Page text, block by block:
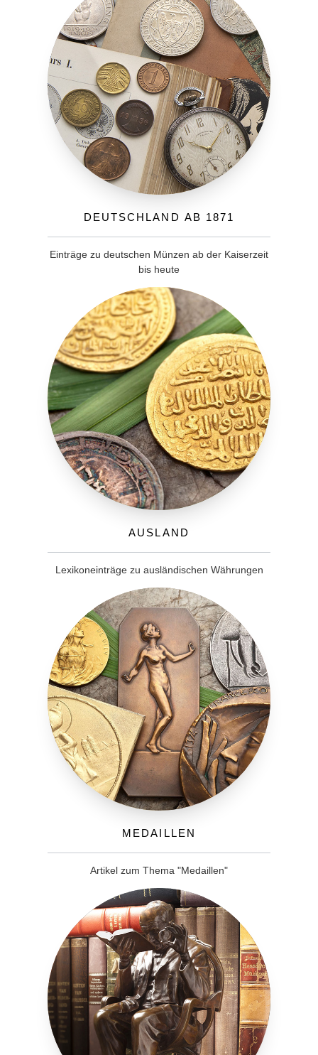
Deutschland ab 1871
Einträge zu deutschen Münzen ab der Kaiserzeit
bis heute
Ausland
Lexikoneinträge zu ausländischen Währungen
Medaillen
Artikel zum Thema "Medaillen"